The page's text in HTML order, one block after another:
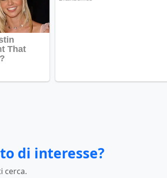
di interesse?
cerca.